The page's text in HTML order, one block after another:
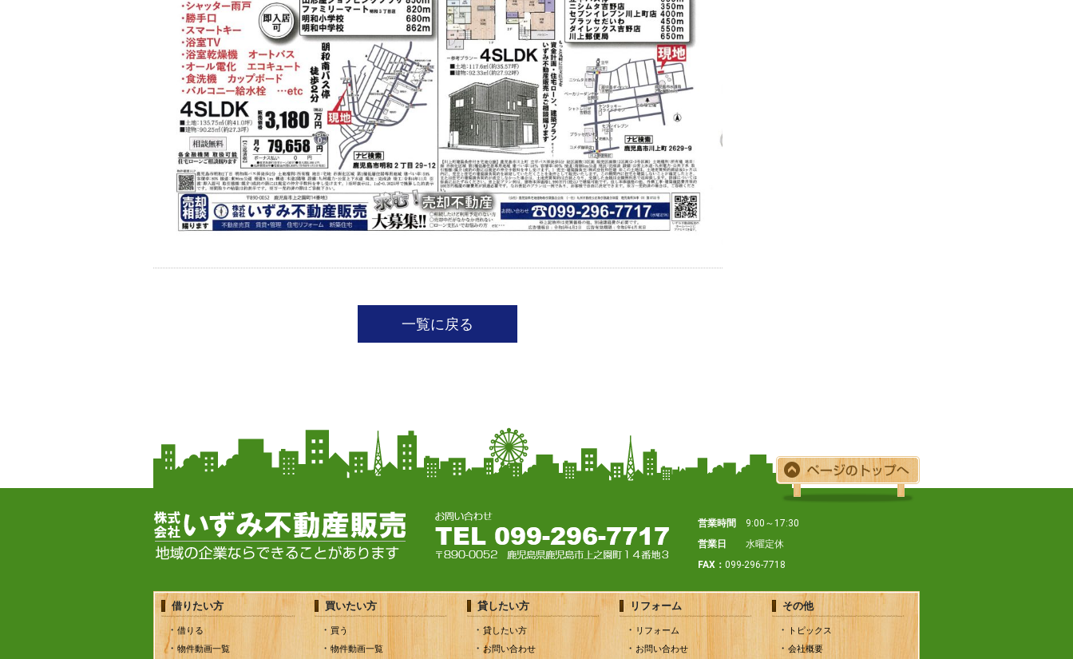
一覧に戻る
営業時間
9:00～17:30
営業日
水曜定休
FAX： 099-296-7718
借りたい方
借りる
物件動画一覧
買いたい方
買う
物件動画一覧
貸したい方
貸したい方
お問い合わせ
リフォーム
リフォーム
お問い合わせ
その他
トピックス
会社概要